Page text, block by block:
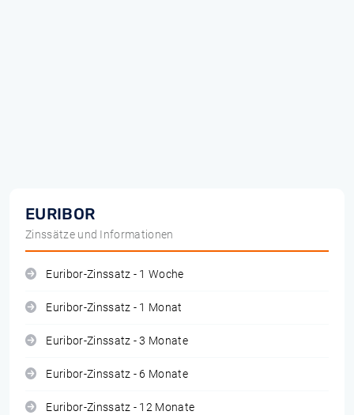
EURIBOR
Zinssätze und Informationen
Euribor-Zinssatz - 1 Woche
Euribor-Zinssatz - 1 Monat
Euribor-Zinssatz - 3 Monate
Euribor-Zinssatz - 6 Monate
Euribor-Zinssatz - 12 Monate